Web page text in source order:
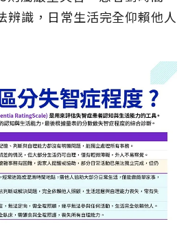
辨識，日常生活完全仰賴他人